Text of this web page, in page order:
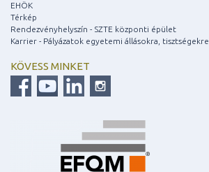
EHÖK
Térkép
Rendezvényhelyszín - SZTE központi épület
Karrier - Pályázatok egyetemi állásokra, tisztségekre
KÖVESS MINKET